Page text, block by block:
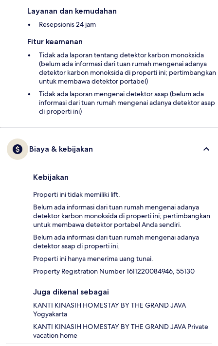
Layanan dan kemudahan
Resepsionis 24 jam
Fitur keamanan
Tidak ada laporan tentang detektor karbon monoksida
(belum ada informasi dari tuan rumah mengenai adanya
detektor karbon monoksida di properti ini; pertimbangkan
untuk membawa detektor portabel)
Tidak ada laporan mengenai detektor asap (belum ada
informasi dari tuan rumah mengenai adanya detektor asap
di properti ini)
Biaya & kebijakan
Kebijakan
Properti ini tidak memiliki lift.
Belum ada informasi dari tuan rumah mengenai adanya
detektor karbon monoksida di properti ini; pertimbangkan
untuk membawa detektor portabel Anda sendiri.
Belum ada informasi dari tuan rumah mengenai adanya
detektor asap di properti ini.
Properti ini hanya menerima uang tunai.
Property Registration Number 1611220084946, 55130
Juga dikenal sebagai
KANTI KINASIH HOMESTAY BY THE GRAND JAVA
Yogyakarta
KANTI KINASIH HOMESTAY BY THE GRAND JAVA Private
vacation home